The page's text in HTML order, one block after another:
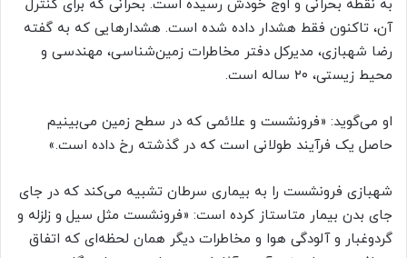
به نقطه بحرانی و اوج خودش رسیده است. بحرانی که برای کنترل
آن، تاکنون فقط هشدار داده شده است. هشدار‌هایی که به گفته
رضا شهبازی، مدیرکل دفتر مخاطرات زمین‌شناسی، مهندسی و
محیط زیستی، ۲۰ ساله است.
او می‌گوید: «فرونشست و علائمی که در سطح زمین می‌بینیم
حاصل یک فرآیند طولانی است که در گذشته رخ داده است.»
شهبازی فرونشست را به بیماری سرطان تشبیه می‌کند که در جای
جای بدن بیمار متاستاز کرده است: «فرونشست مثل سیل و زلزله و
گردوغبار و آلودگی هوا و مخاطرات دیگر همان لحظه‌ای که اتفاق